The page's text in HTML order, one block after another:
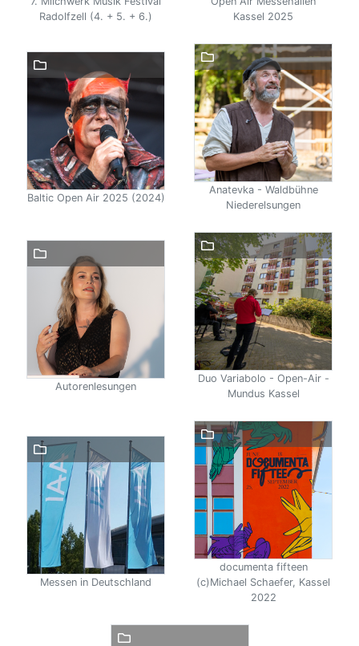
Radolfzell (4. + 5. + 6.)
Kassel 2025
Baltic Open Air 2025 (2024)
Anatevka - Waldbühne
Niederelsungen
Autorenlesungen
Duo Variabolo - Open-Air -
Mundus Kassel
Messen in Deutschland
documenta fifteen
(c)Michael Schaefer, Kassel
2022